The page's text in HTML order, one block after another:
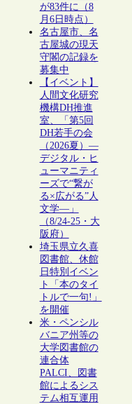
が83件に（8
月6日時点）
名古屋市、名
古屋城の現天
守閣の記録を
募集中
【イベント】
人間文化研究
機構DH推進
室、「第5回
DH若手の会
（2026夏）―
デジタル・ヒ
ューマニティ
ーズで“繋が
る×広がる”人
文学―」
（8/24-25・大
阪府）
埼玉県立久喜
図書館、休館
日特別イベン
ト「本のタイ
トルで一句!」
を開催
米・ペンシル
バニア州等の
大学図書館の
連合体
PALCI、図書
館によるシス
テム相互運用